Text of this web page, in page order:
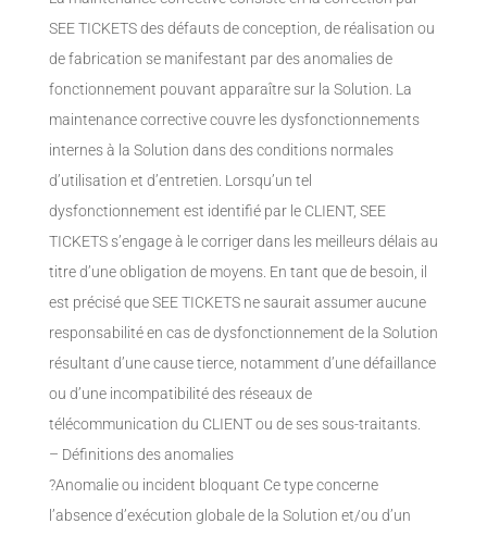
SEE TICKETS des défauts de conception, de réalisation ou
de fabrication se manifestant par des anomalies de
fonctionnement pouvant apparaître sur la Solution. La
maintenance corrective couvre les dysfonctionnements
internes à la Solution dans des conditions normales
d’utilisation et d’entretien. Lorsqu’un tel
dysfonctionnement est identifié par le CLIENT, SEE
TICKETS s’engage à le corriger dans les meilleurs délais au
titre d’une obligation de moyens. En tant que de besoin, il
est précisé que SEE TICKETS ne saurait assumer aucune
responsabilité en cas de dysfonctionnement de la Solution
résultant d’une cause tierce, notamment d’une défaillance
ou d’une incompatibilité des réseaux de
télécommunication du CLIENT ou de ses sous-traitants.
– Définitions des anomalies
?Anomalie ou incident bloquant Ce type concerne
l’absence d’exécution globale de la Solution et/ou d’un